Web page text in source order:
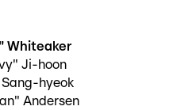
Whiteaker
Ji-hoon
Sang-hyeok
Andersen